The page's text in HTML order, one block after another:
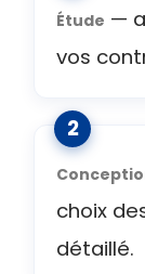
Étude —
vos
choix
détaillé.